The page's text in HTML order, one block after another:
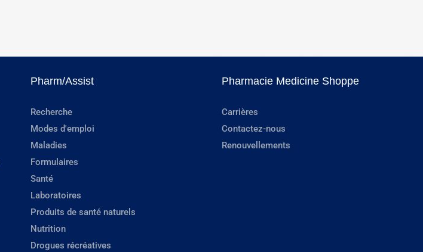
Pharm/Assist
Recherche
Modes d'emploi
Maladies
Formulaires
Santé
Laboratoires
Produits de santé naturels
Nutrition
Drogues récréatives
Pharmacie Medicine Shoppe
Carrières
Contactez-nous
Renouvellements